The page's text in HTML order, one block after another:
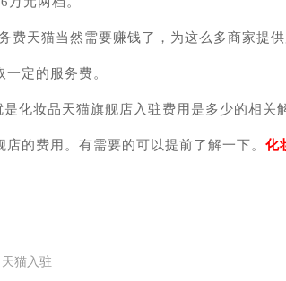
费天猫当然需要赚钱了，为这么多商家提
一定的服务费。
是化妆品天猫旗舰店入驻费用是多少的相关
店的费用。有需要的可以提前了解一下。 化
天猫入驻